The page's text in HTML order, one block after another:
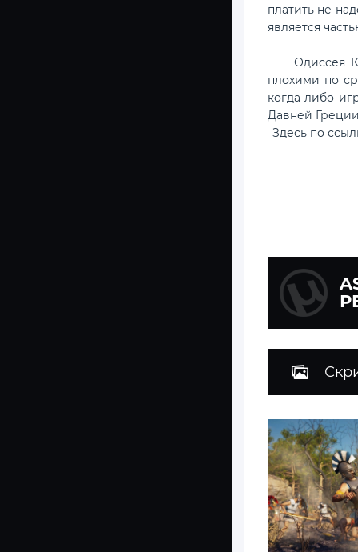
платить не
является
Одиссея
плохими по
когда-либо
Давней
Здесь по